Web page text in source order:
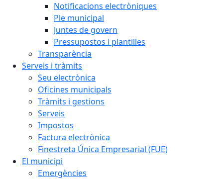
Notificacions electròniques
Ple municipal
Juntes de govern
Pressupostos i plantilles
Transparència
Serveis i tràmits
Seu electrònica
Oficines municipals
Tràmits i gestions
Serveis
Impostos
Factura electrònica
Finestreta Única Empresarial (FUE)
El municipi
Emergències